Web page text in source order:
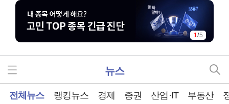
1/5
뉴스
전체뉴스 랭킹뉴스 경제 증권 산업·IT 부동산